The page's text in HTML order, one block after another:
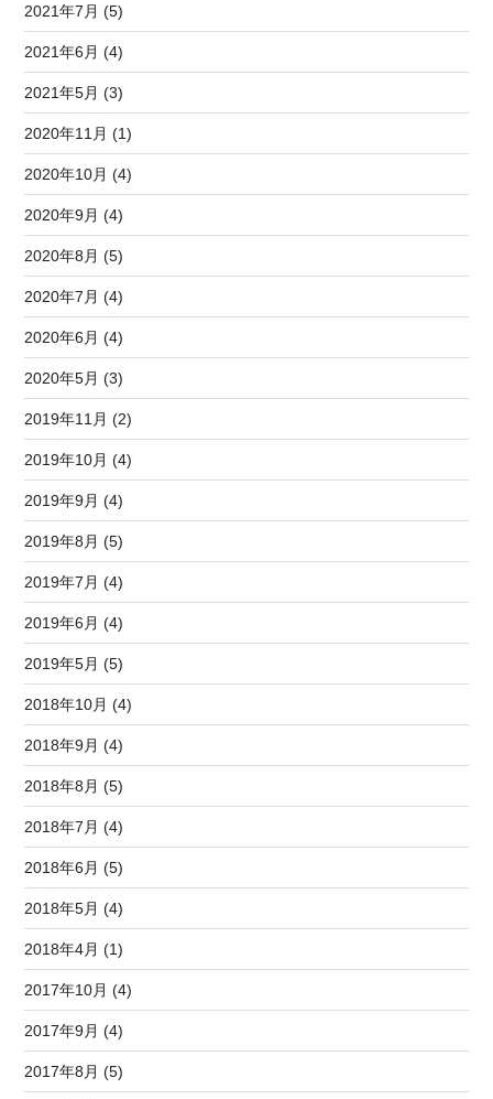
2021年7月 (5)
2021年6月 (4)
2021年5月 (3)
2020年11月 (1)
2020年10月 (4)
2020年9月 (4)
2020年8月 (5)
2020年7月 (4)
2020年6月 (4)
2020年5月 (3)
2019年11月 (2)
2019年10月 (4)
2019年9月 (4)
2019年8月 (5)
2019年7月 (4)
2019年6月 (4)
2019年5月 (5)
2018年10月 (4)
2018年9月 (4)
2018年8月 (5)
2018年7月 (4)
2018年6月 (5)
2018年5月 (4)
2018年4月 (1)
2017年10月 (4)
2017年9月 (4)
2017年8月 (5)